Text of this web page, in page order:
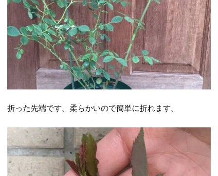
折った先端です。柔らかいので簡単に折れます。